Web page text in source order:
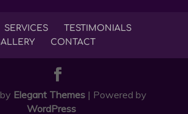
SERVICES
TESTIMONIALS
CONTACT
Elegant Themes | Powered by
WordPress